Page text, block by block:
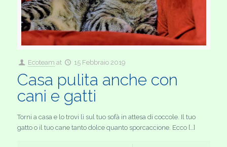
Ecoteam at 15 Febbraio 2019
Casa pulita anche con
cani e gatti
Torni a casa e lo trovi lì sul tuo sofà in attesa di coccole. Il tuo
gatto o il tuo cane tanto dolce quanto sporcaccione. Ecco […]